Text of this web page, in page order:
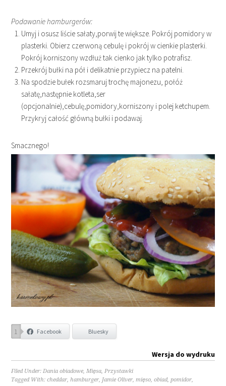
Podawanie hamburgerów:
Umyj i osusz liście sałaty,porwij te większe. Pokrój pomidory w
plasterki. Obierz czerwoną cebulę i pokrój w cienkie plasterki.
Pokrój korniszony wzdłuż tak cienko jak tylko potrafisz.
Przekrój bułki na pół i delikatnie przypiecz na patelni.
Na spodzie bułek rozsmaruj trochę majonezu, połóż
sałatę,następnie kotleta,ser
(opcjonalnie),cebulę,pomidory,korniszony i polej ketchupem.
Przykryj całość główną bułki i podawaj.
Smacznego!
1 Facebook Bluesky
Wersja do wydruku
Filed Under:Dania obiadowe,Mięsa,Przystawki
Tagged With:cheddar,hamburger, Jamie Oliver,mięso,obiad,pomidor,